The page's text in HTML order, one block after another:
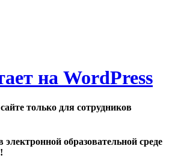
на WordPress
только для сотрудников
электронной образовательной среде